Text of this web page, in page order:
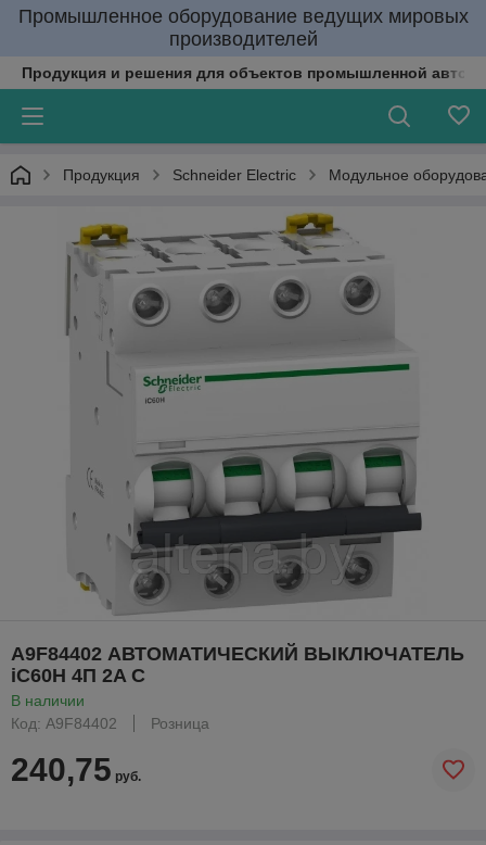
Промышленное оборудование ведущих мировых
производителей
Продукция и решения для объектов промышленной
Продукция Schneider Electric Модульное
A9F84402 АВТОМАТИЧЕСКИЙ ВЫКЛЮЧАТЕЛЬ
iC60H 4П 2A C
В наличии
Код: A9F84402
Розница
240,75 руб.